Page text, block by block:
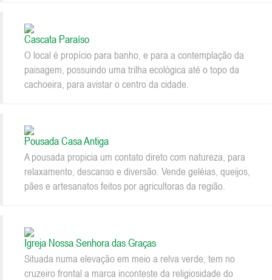
Cascata Paraíso
O local é propício para banho, e para a contemplação da
paisagem, possuindo uma trilha ecológica até o topo da
cachoeira, para avistar o centro da cidade.
Pousada Casa Antiga
A pousada propicia um contato direto com natureza, para
relaxamento, descanso e diversão. Vende geléias, queijos,
pães e artesanatos feitos por agricultoras da região.
Igreja Nossa Senhora das Graças
Situada numa elevação em meio a relva verde, tem no
cruzeiro frontal a marca inconteste da religiosidade do